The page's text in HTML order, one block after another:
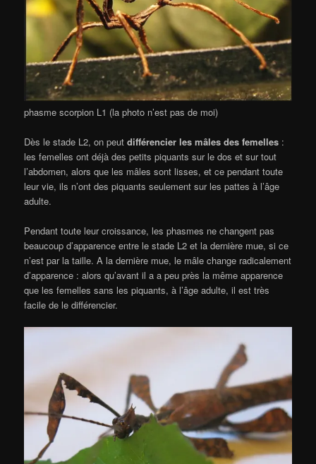
phasme scorpion L1 (la photo n’est pas de moi)
Dès le stade L2, on peutdifférencier les mâles des femelles :
les femelles ont déjà des petits piquants sur le dos et sur tout
l’abdomen, alors que les mâles sont lisses, et ce pendant toute
leur vie, ils n’ont des piquants seulement sur les pattes à l’âge
adulte.
Pendant toute leur croissance, les phasmes ne changent pas
beaucoup d’apparence entre le stade L2 et la dernière mue, si ce
n’est par la taille. A la dernière mue, le mâle change radicalement
d’apparence : alors qu’avant il a a peu près la même apparence
que les femelles sans les piquants, à l’âge adulte, il est très
facile de le différencier.